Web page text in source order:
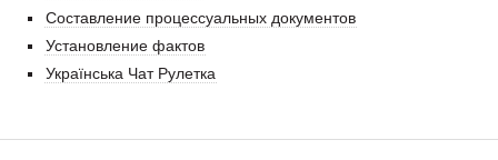
Составление процессуальных документов
Установление фактов
Українська Чат Рулетка